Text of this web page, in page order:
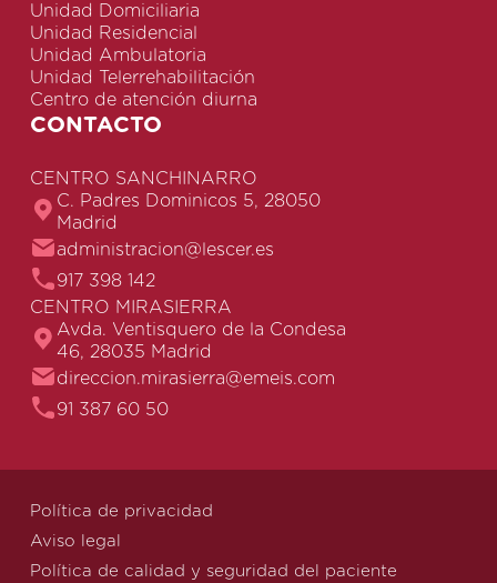
Unidad Domiciliaria
Unidad Residencial
Unidad Ambulatoria
Unidad Telerrehabilitación
Centro de atención diurna
CONTACTO
CENTRO SANCHINARRO
C. Padres Dominicos 5, 28050
Madrid
administracion@lescer.es
917 398 142
CENTRO MIRASIERRA
Avda. Ventisquero de la Condesa
46, 28035 Madrid
direccion.mirasierra@emeis.com
91 387 60 50
Política de privacidad
Aviso legal
Política de calidad y seguridad del paciente